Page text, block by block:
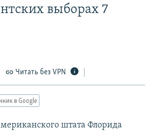
выборах 7
Читать без VPN
в Google
штата Флорида